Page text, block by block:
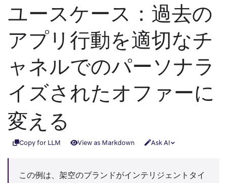
ユースケース：過去の
アプリ行動を適切なチ
ャネルでのパーソナラ
イズされたオファーに
変える
Copy for LLM View as Markdown Ask AI
この例は、架空のブランドがインテリジェントタイ